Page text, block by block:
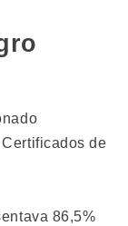
de
86,5%